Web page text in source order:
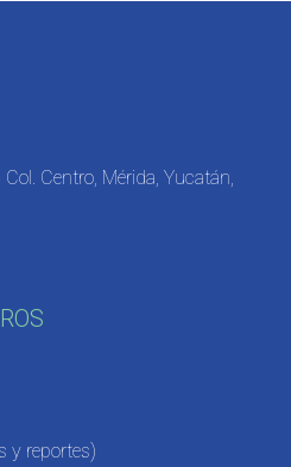
Centro, Mérida, Yucatán,
y reportes)